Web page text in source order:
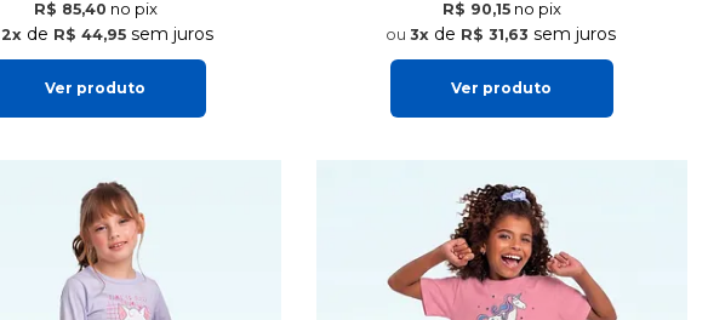
R$ 85,40 no pix
2xde R$ 44,95sem juros
Ver produto
R$ 90,15 no pix
3x de R$ 31,63 sem juros
Ver produto